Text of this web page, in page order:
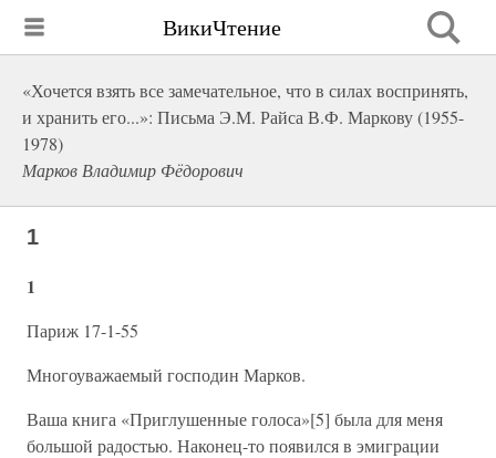
ВикиЧтение
«Хочется взять все замечательное, что в силах воспринять,
и хранить его...»: Письма Э.М. Райса В.Ф. Маркову (1955-
1978)
Марков Владимир Фёдорович
1
1
Париж 17-1-55
Многоуважаемый господин Марков.
Ваша книга «Приглушенные голоса»[5] была для меня
большой радостью. Наконец-то появился в эмиграции